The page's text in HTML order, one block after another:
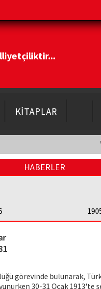
KİTAPLAR
HABERLER
görevinde bulunarak,
30-31 Ocak 1913'te